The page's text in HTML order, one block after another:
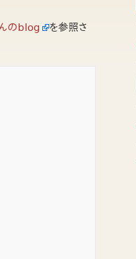
のblog
を参照さ